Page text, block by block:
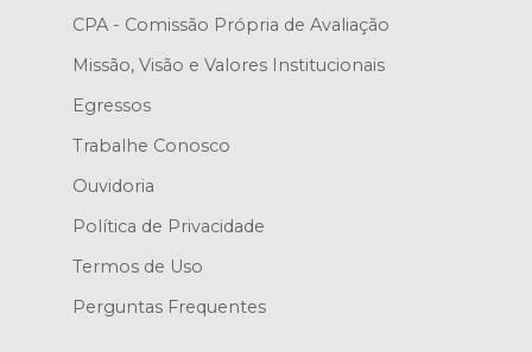
CPA - Comissão Própria de Avaliação
Missão, Visão e Valores Institucionais
Egressos
Trabalhe Conosco
Ouvidoria
Política de Privacidade
Termos de Uso
Perguntas Frequentes